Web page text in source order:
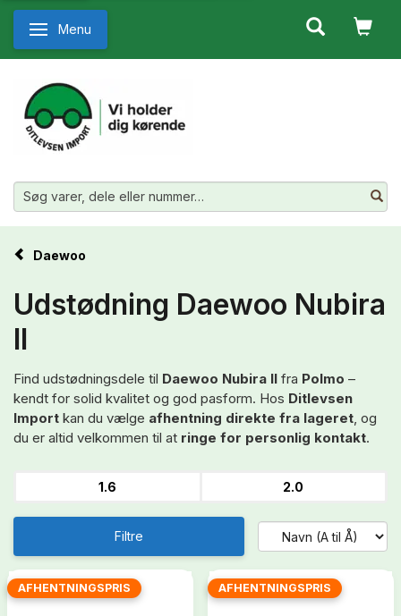
Skifte navigation
Menu
Daewoo
Udstødning Daewoo Nubira
II
Find udstødningsdele til Daewoo Nubira II fra Polmo –
kendt for solid kvalitet og god pasform. Hos Ditlevsen
Import kan du vælge afhentning direkte fra lageret, og
du er altid velkommen til at ringe for personlig kontakt.
1.6 2.0
Filtre
AFHENTNINGSPRIS AFHENTNINGSPRIS